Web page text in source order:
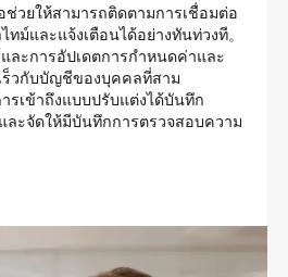
วยให้สามารถติดตามการเชื่อมต่อ
ม์และแจ้งเตือนได้อย่างทันท่วงที。
ละการอัปเดตการกำหนดค่าและ
ร็วกับบัญชีของบุคคลที่สาม
รเข้าถึงแบบปรับแต่งได้บันทึก
ละจัดให้มีบันทึกการตรวจสอบความ
นระยะไกลและการบำรุงรักษา